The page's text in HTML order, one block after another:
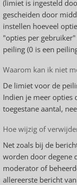
(limiet is ingesteld
gescheiden door
instellen hoeveel
"opties per
peiling (0 is een
Waarom kan ik niet
De limiet voor de
Indien je meer opties
toegestane aantal,
Hoe wijzig of
Net zoals bij de
worden door degene
moderator of
allereerste bericht